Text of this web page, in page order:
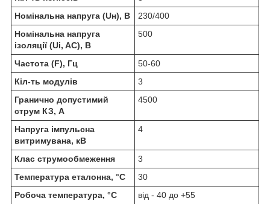
Номінальна напруга (Uн), В
230/400
Номінальна напруга
ізоляції (Ui, AC), В
500
Частота (F), Гц
50-60
Кіл-ть модулів
3
Гранично допустимий
струм КЗ, А
4500
Напруга імпульсна
витримувана, кВ
4
Клас струмообмеження
3
Температура еталонна, °C
30
Робоча температура, °C
від - 40 до +55